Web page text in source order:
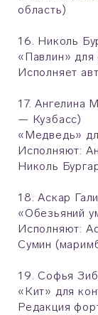
область)
16. Николь
«Павлин» для
Исполняет
17. Ангелина
— Кузбасс)
«Медведь»
Исполняют:
Николь
18. Аскар
«Обезьяний
Исполняют:
Сумин
19. Софья
«Кит» для
Редакция